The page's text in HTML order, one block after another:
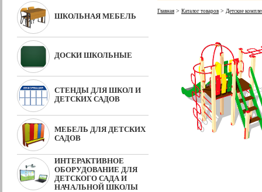
ШКОЛЬНАЯ МЕБЕЛЬ
ДОСКИ ШКОЛЬНЫЕ
СТЕНДЫ ДЛЯ ШКОЛ И
ДЕТСКИХ САДОВ
МЕБЕЛЬ ДЛЯ ДЕТСКИХ
САДОВ
ИНТЕРАКТИВНОЕ
ОБОРУДОВАНИЕ ДЛЯ
ДЕТСКОГО САДА И
НАЧАЛЬНОЙ ШКОЛЫ
Главная > Каталог товаров > Детские